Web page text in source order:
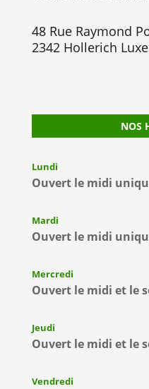
48 Rue Raymond
2342 Hollerich
NOS
Lundi
Ouvert le midi
Mardi
Ouvert le midi
Mercredi
Ouvert le midi et le
Jeudi
Ouvert le midi et le
Vendredi